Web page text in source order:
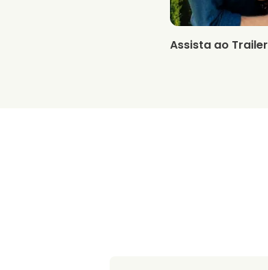
Assista ao Trailer